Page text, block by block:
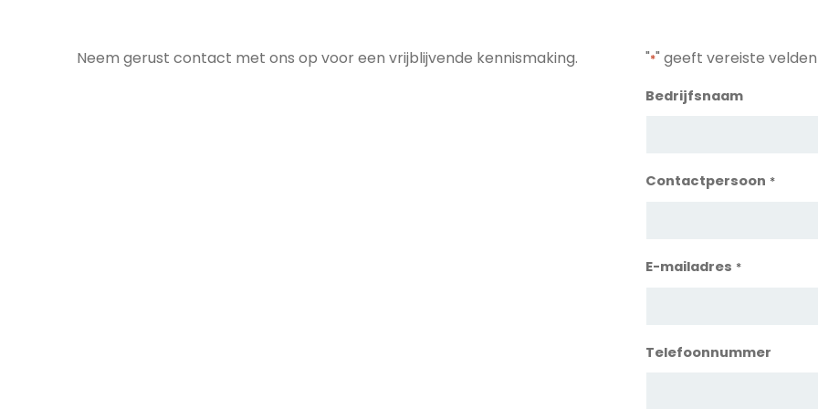
Neem gerust contact met ons op voor een vrijblijvende kennismaking. "*" geeft vereiste
Bedrijfsnaam
Contactpersoon *
E-mailadres *
Telefoonnummer